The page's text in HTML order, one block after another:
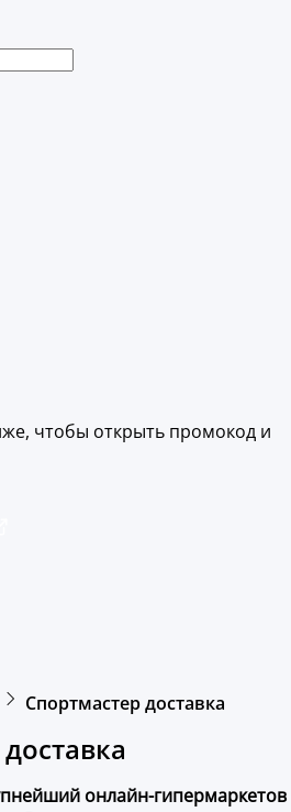
чтобы открыть промокод и
Спортмастер доставка
онлайн-гипермаркетов